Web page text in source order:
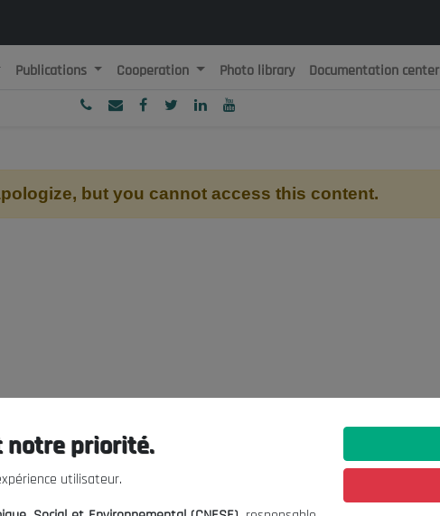
Algérienne Démocratique et Populaire
Publications Cooperation Photo library Documentation center
but you cannot access this content.
notre priorité.
utilisateur.